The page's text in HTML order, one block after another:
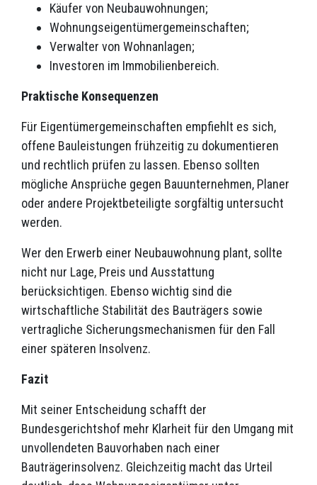
Käufer von Neubauwohnungen;
Wohnungseigentümergemeinschaften;
Verwalter von Wohnanlagen;
Investoren im Immobilienbereich.
Praktische Konsequenzen
Für Eigentümergemeinschaften empfiehlt es sich,
offene Bauleistungen frühzeitig zu dokumentieren
und rechtlich prüfen zu lassen. Ebenso sollten
mögliche Ansprüche gegen Bauunternehmen, Planer
oder andere Projektbeteiligte sorgfältig untersucht
werden.
Wer den Erwerb einer Neubauwohnung plant, sollte
nicht nur Lage, Preis und Ausstattung
berücksichtigen. Ebenso wichtig sind die
wirtschaftliche Stabilität des Bauträgers sowie
vertragliche Sicherungsmechanismen für den Fall
einer späteren Insolvenz.
Fazit
Mit seiner Entscheidung schafft der
Bundesgerichtshof mehr Klarheit für den Umgang mit
unvollendeten Bauvorhaben nach einer
Bauträgerinsolvenz. Gleichzeitig macht das Urteil